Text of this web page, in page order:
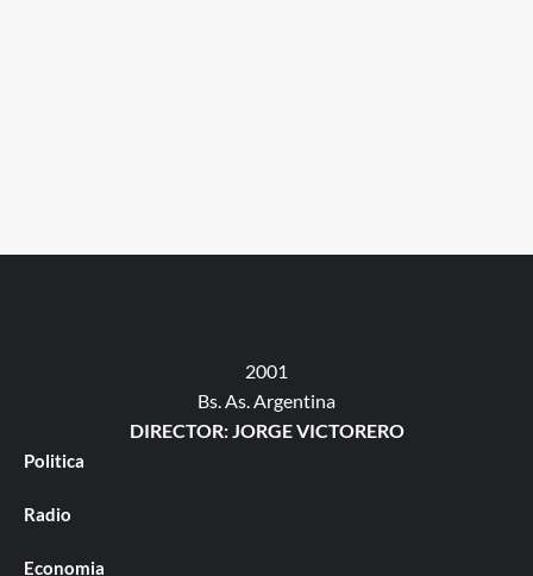
2001
Bs. As. Argentina
DIRECTOR: JORGE VICTORERO
Politica
Radio
Economia